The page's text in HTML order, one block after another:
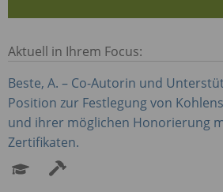
Aktuell in Ihrem Focus:
Beste, A. – Co-Autorin und
Position zur Festlegung von
und ihrer möglichen Honorierung
Zertifikaten.